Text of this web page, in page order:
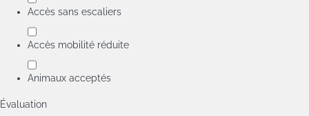
Accès sans escaliers
Accès mobilité réduite
Animaux acceptés
Évaluation